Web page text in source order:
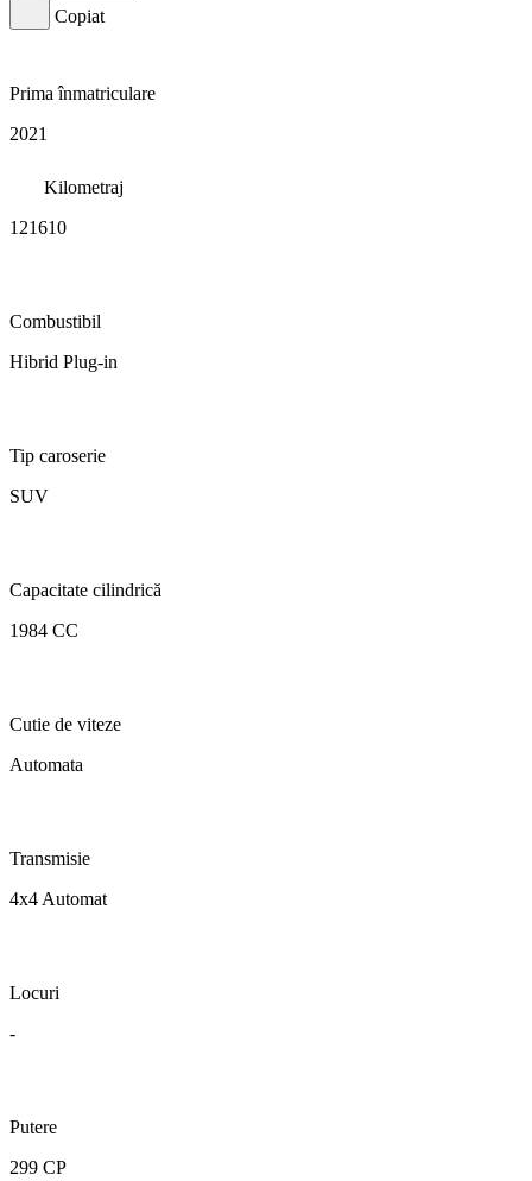
Copiat
Prima înmatriculare
2021
Kilometraj
121610
Combustibil
Hibrid Plug-in
Tip caroserie
SUV
Capacitate cilindrică
1984 CC
Cutie de viteze
Automata
Transmisie
4x4 Automat
Locuri
-
Putere
299 CP